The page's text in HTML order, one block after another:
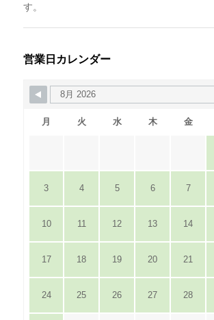
す。
営業日カレンダー
月 火 水 木 金
3 4 5 6 7
10 11 12 13 14
17 18 19 20 21
24 25 26 27 28